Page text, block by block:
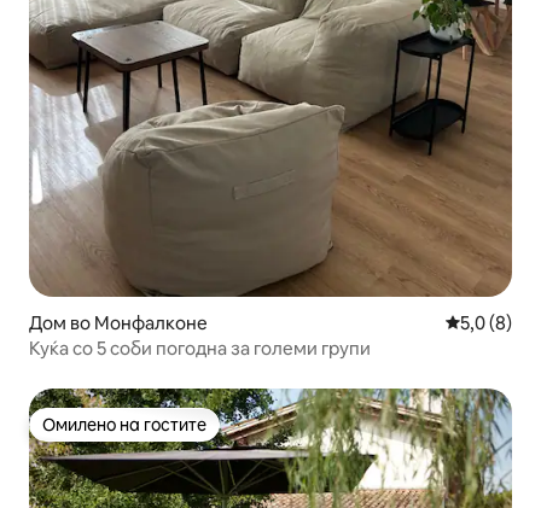
Дом во Монфалконе Просечна
5,0 (8)
Куќа со 5 соби погодна за големи групи
Омилено на гостите
Омилено на гостите